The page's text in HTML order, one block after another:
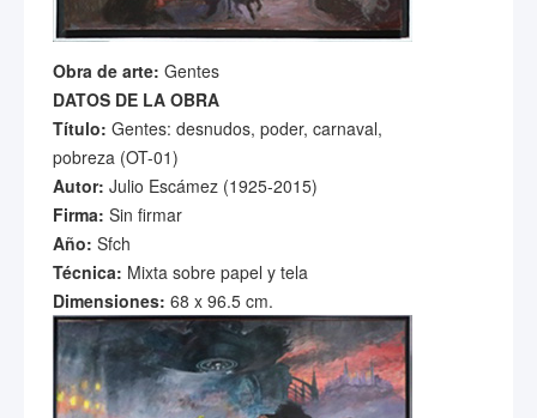
Obra de arte: Gentes
DATOS DE LA OBRA
Título: Gentes: desnudos, poder, carnaval,
pobreza (OT-01)
Autor: Julio Escámez (1925-2015)
Firma: Sin firmar
Año: Sfch
Técnica: Mixta sobre papel y tela
Dimensiones: 68 x 96.5 cm.